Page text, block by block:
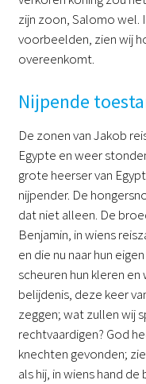
zijn zoon, Salomo wel.
voorbeelden, zien wij
overeenkomt.
Nijpende
De zonen van Jakob
Egypte en weer
grote heerser van
nijpender. De
dat niet alleen. De
Benjamin, in wiens
en die nu naar hun
scheuren hun kleren
belijdenis, deze keer
zeggen; wat zullen wij
rechtvaardigen? God
knechten gevonden;
als hij, in wiens hand de